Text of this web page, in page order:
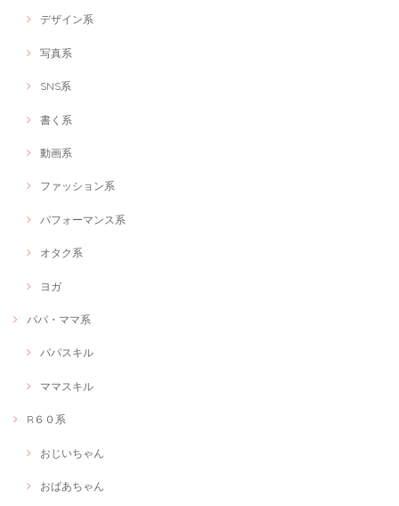
デザイン系
写真系
SNS系
書く系
動画系
ファッション系
パフォーマンス系
オタク系
ヨガ
パパ・ママ系
パパスキル
ママスキル
R６０系
おじいちゃん
おばあちゃん